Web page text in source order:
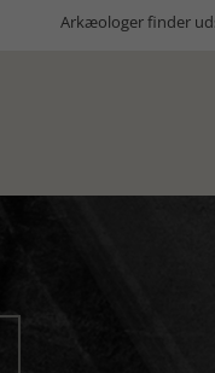
Arkæologer finder